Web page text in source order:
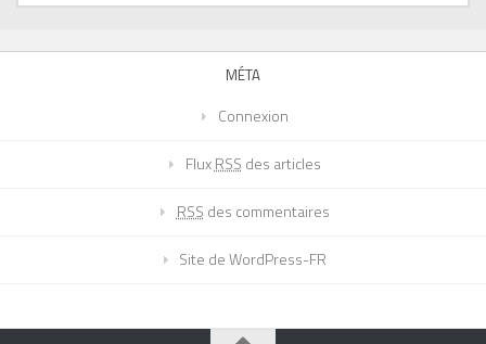
MÉTA
Connexion
FluxRSS des articles
RSS des commentaires
Site de WordPress-FR